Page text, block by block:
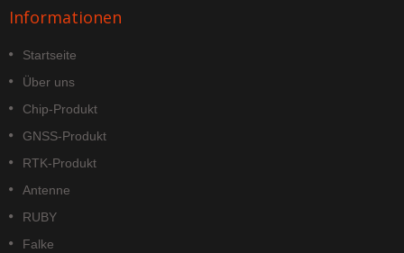
Informationen
Startseite
Über uns
Chip-Produkt
GNSS-Produkt
RTK-Produkt
Antenne
RUBY
Falke